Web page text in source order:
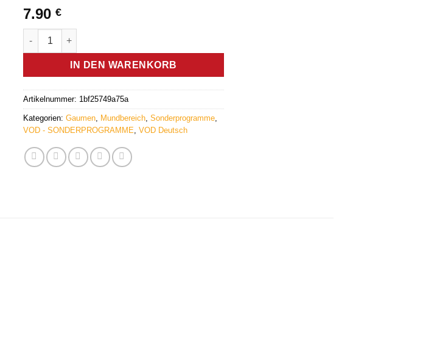
7.90 €
Mundbereich (VOD) - Germanische Heilkunde Menge
IN DEN WARENKORB
Artikelnummer: 1bf25749a75a
Kategorien: Gaumen Mundbereich Sonderprogramme
VOD - SONDERPROGRAMME VOD Deutsch